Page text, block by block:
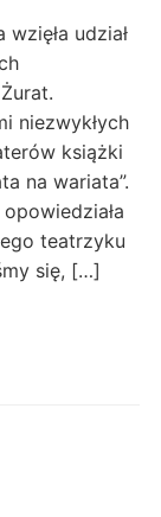
udział
niezwykłych
książki
na wariata”.
teatrzyku
się, […]